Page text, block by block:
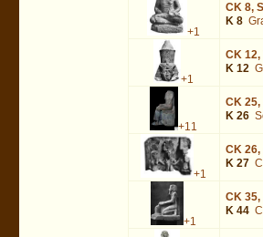
+1
CK 8,
K 8
+1
CK 12,
K 12
+11
CK 25,
K 26
+1
CK 26,
K 27
+1
CK 35,
K 44